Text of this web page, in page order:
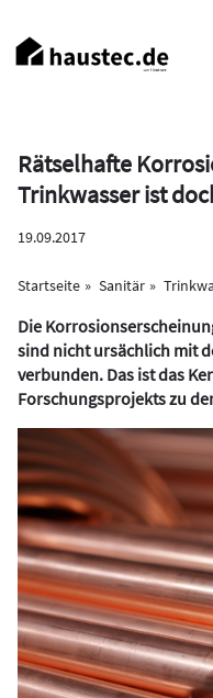
zum
Inhalt
Rätselhafte
Trinkwasser ist
19.09.2017
Startseite Sanitär
Die
sind nicht ursächlich mit
verbunden. Das ist das
Forschungsprojekts zu